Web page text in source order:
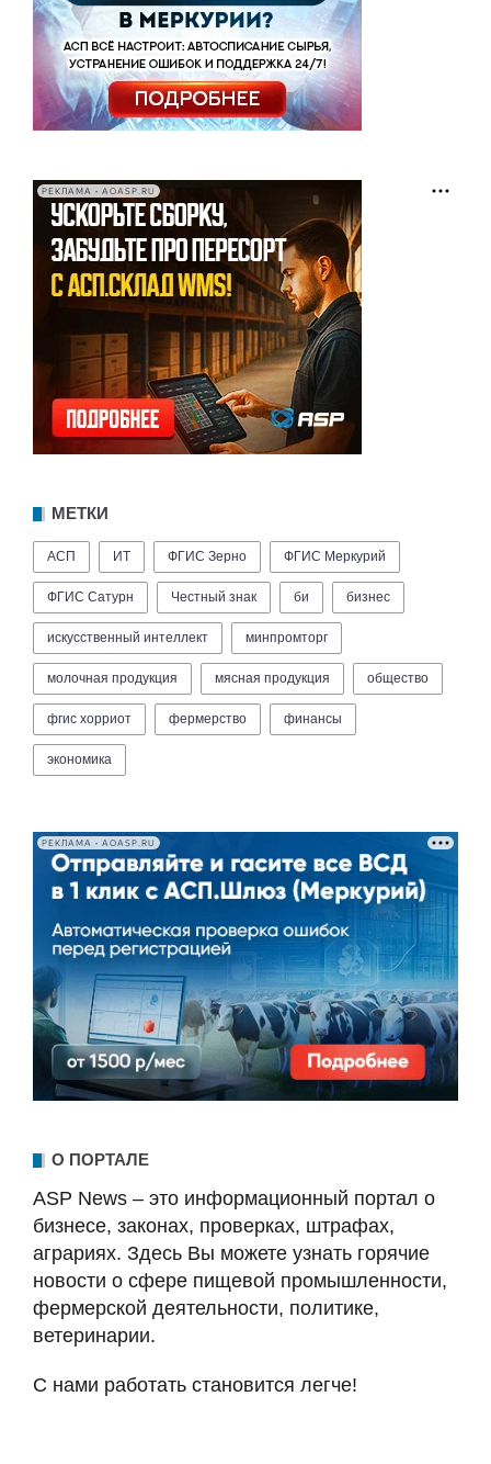
РЕКЛАМА • AOASP.RU
МЕТКИ
АСП ИТ ФГИС Зерно ФГИС Меркурий
ФГИС Сатурн Честный знак би бизнес
искусственный интеллект минпромторг
молочная продукция мясная продукция общество
фгис хорриот фермерство финансы
экономика
РЕКЛАМА • AOASP.RU
О ПОРТАЛЕ
ASP News – это информационный портал о
бизнесе, законах, проверках, штрафах,
аграриях. Здесь Вы можете узнать горячие
новости о сфере пищевой промышленности,
фермерской деятельности, политике,
ветеринарии.
С нами работать становится легче!